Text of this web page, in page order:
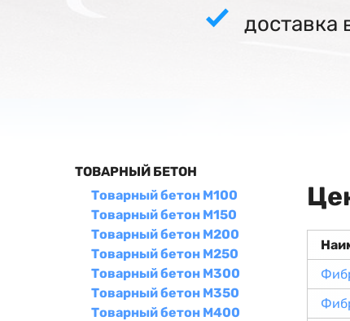
доставка
ТОВАРНЫЙ БЕТОН
Товарный бетон М100
Товарный бетон М150
Товарный бетон М200
Товарный бетон М250
Товарный бетон М300
Товарный бетон М350
Товарный бетон М400